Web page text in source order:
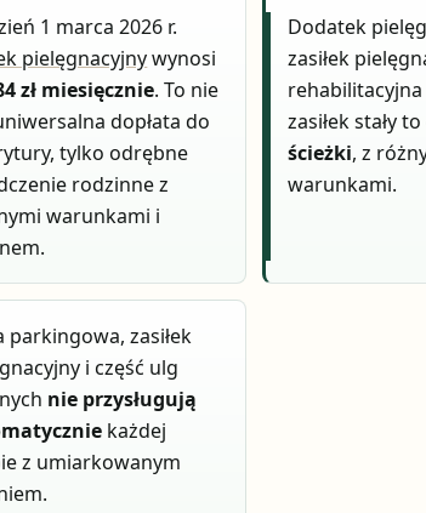
1 marca 2026 r.
pielęgnacyjnywynosi
zł miesięcznie. To nie
dopłata do
tylko odrębne
rodzinne z
warunkami i
Dodatek
zasiłek
zasiłek stały to
ścieżki, z
warunkami.
parkingowa, zasiłek
i część ulg
nie przysługują
każdej
z umiarkowanym